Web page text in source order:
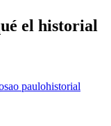
el historial
sao paulohistorial